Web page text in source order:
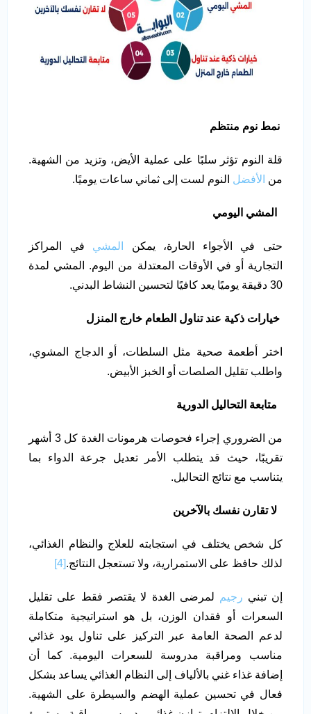
نمط نوم منتظم
قلة النوم تؤثر سلبًا على عملية الأيض، وتزيد من الشهية.
من الأفضل النوم لست إلى ثماني ساعات يوميًا.
المشي اليومي
حتى في الأجواء الحارة، يمكن المشي في المراكز
التجارية أو في الأوقات المعتدلة من اليوم. المشي لمدة
30 دقيقة يوميًا يعد كافيًا لتحسين النشاط البدني.
خيارات ذكية عند تناول الطعام خارج المنزل
اختر أطعمة صحية مثل السلطات، أو الدجاج المشوي،
واطلب تقليل الصلصات أو الخبز الأبيض.
متابعة التحاليل الدورية
من الضروري إجراء فحوصات هرمونات الغدة كل 3 أشهر
تقريبًا، حيث قد يتطلب الأمر تعديل جرعة الدواء بما
يتناسب مع نتائج التحاليل.
لا تقارن نفسك بالآخرين
كل شخص يختلف في استجابته للعلاج والنظام الغذائي،
لذلك حافظ على الاستمرارية، ولا تستعجل النتائج.[4]
إن تبني رجيم لمرضى الغدة لا يقتصر فقط على تقليل
السعرات أو فقدان الوزن، بل هو استراتيجية متكاملة
لدعم الصحة العامة عبر التركيز على تناول يود غذائي
مناسب ومراقبة مدروسة للسعرات اليومية. كما أن
إضافة غذاء غني بالألياف إلى النظام الغذائي يساعد بشكل
فعال في تحسين عملية الهضم والسيطرة على الشهية.